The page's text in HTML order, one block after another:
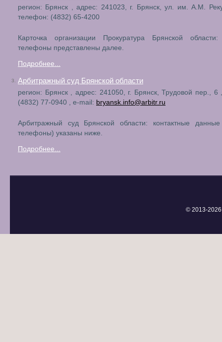
регион: Брянск , адрес: 241023, г. Брянск, ул. им. А.М.
телефон: (4832) 65-4200
Карточка организации Прокуратура Брянской
телефоны представлены далее.
Подробнее...
3. Арбитражный суд Брянской области
регион: Брянск , адрес: 241050, г. Брянск, Трудовой пер.,
(4832) 77-0940 , e-mail: bryansk.info@arbitr.ru
Арбитражный суд Брянской области: контактные
телефоны) указаны ниже.
Подробнее...
© 2013-